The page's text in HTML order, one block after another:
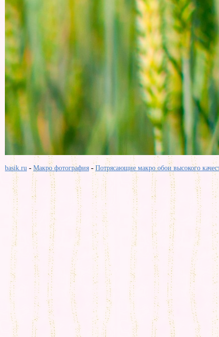
basik.ru - Макро фотография - Потрясающие макро обои высокого